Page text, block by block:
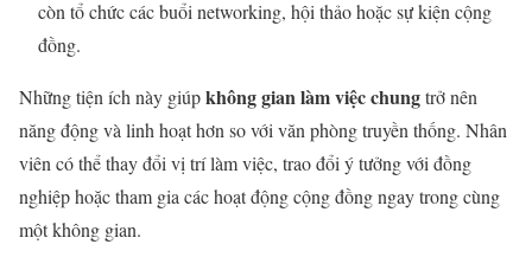
còn tổ chức các buổi networking, hội thảo hoặc sự kiện cộng
đồng.
Những tiện ích này giúpkhông gian làm việc chungtrở nên
năng động và linh hoạt hơn so với văn phòng truyền thống. Nhân
viên có thể thay đổi vị trí làm việc, trao đổi ý tưởng với đồng
nghiệp hoặc tham gia các hoạt động cộng đồng ngay trong cùng
một không gian.